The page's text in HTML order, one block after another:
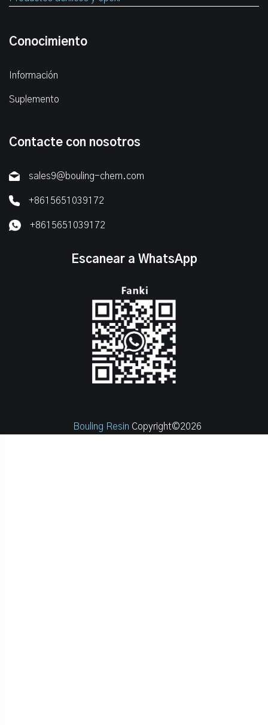
Conocimiento
Información
Suplemento
Contacte con nosotros
sales9@bouling-chem.com
+8615651039172
+8615651039172
Escanear a WhatsApp
Bouling Resin Copyright©2026